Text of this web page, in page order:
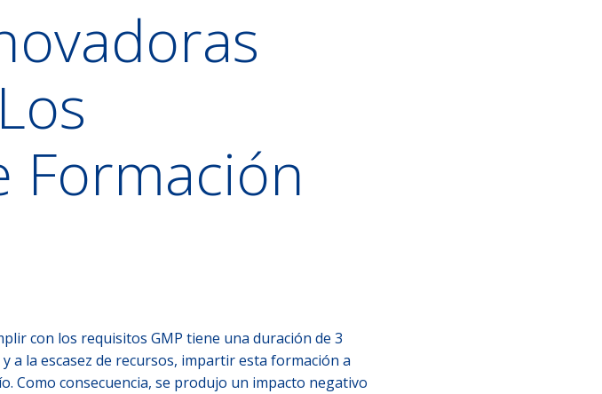
Formación
con los requisitos GMP tiene una duración de 3
a la escasez de recursos, impartir esta formación a
Como consecuencia, se produjo un impacto negativo